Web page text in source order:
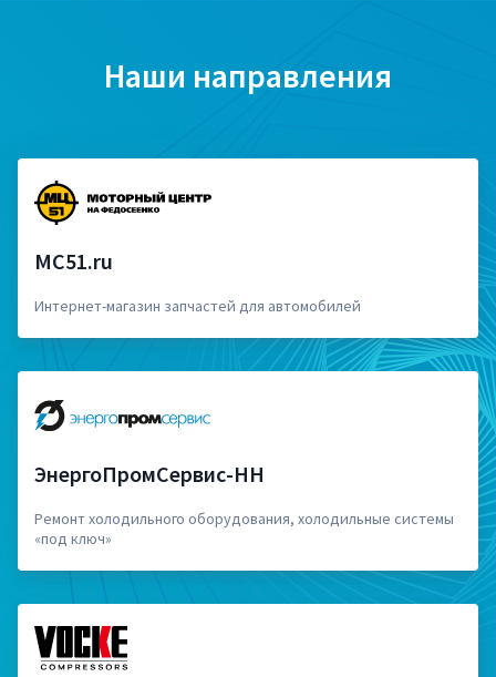
Наши направления
MC51.ru
Интернет-магазин запчастей для автомобилей
ЭнергоПромСервис-НН
Ремонт холодильного оборудования, холодильные системы
«под ключ»